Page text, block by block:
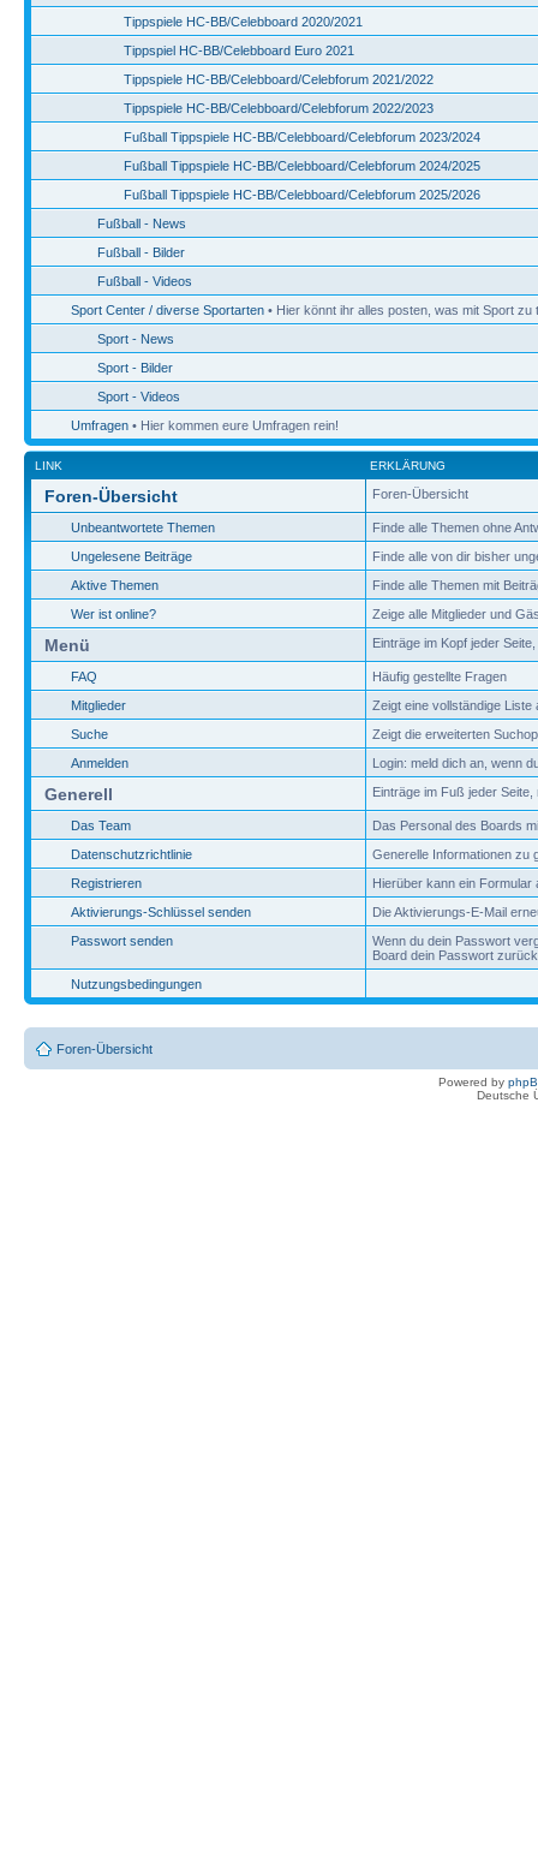
Tippspiele HC-BB/Celebboard 2020/2021
Tippspiel HC-BB/Celebboard Euro 2021
Tippspiele HC-BB/Celebboard/Celebforum 2021/2022
Tippspiele HC-BB/Celebboard/Celebforum 2022/2023
Fußball Tippspiele HC-BB/Celebboard/Celebforum 2023/2024
Fußball Tippspiele HC-BB/Celebboard/Celebforum 2024/2025
Fußball Tippspiele HC-BB/Celebboard/Celebforum 2025/2026
Fußball - News
Fußball - Bilder
Fußball - Videos
Sport Center / diverse Sportarten • Hier könnt ihr alles posten, was mit Sport zu
Sport - News
Sport - Bilder
Sport - Videos
Umfragen • Hier kommen eure Umfragen rein!
LINK ERKLÄRUNG
Foren-Übersicht Foren-Übersicht
Unbeantwortete Themen
Finde alle Themen ohne
Ungelesene Beiträge
Finde alle von dir bisher
Aktive Themen
Finde alle Themen mit
Wer ist online?
Zeige alle Mitglieder und
Menü Einträge im Kopf jeder
FAQ
Häufig gestellte Fragen
Mitglieder
Zeigt eine vollständige Liste
Suche
Zeigt die erweiterten
Anmelden
Login: meld dich an, wenn
Generell Einträge im Fuß jeder
Das Team
Das Personal des Boards
Datenschutzrichtlinie
Generelle Informationen zu
Registrieren
Hierüber kann ein Formular
Aktivierungs-Schlüssel senden
Die Aktivierungs-E-Mail
Passwort senden
Wenn du dein Passwort
Board dein Passwort
Nutzungsbedingungen
Foren-Übersicht
Powered by
Deutsche